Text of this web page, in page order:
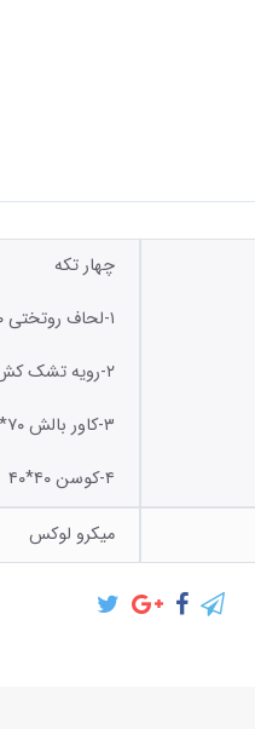
چهار تکه
۱-لحاف روتختی ۲۳۰*۱۷۰
۲-رویه تشک کش دوزی
۳-کاور بالش ۷۰*۵۰
۴-کوسن ۴۰*۴۰
میکرو لوکس